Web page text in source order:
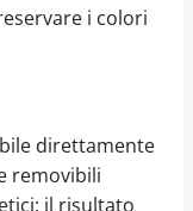
i colori
direttamente
removibili
il risultato